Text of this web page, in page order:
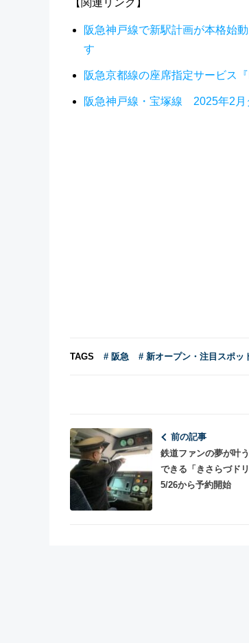
【関連リンク】
阪急神戸線で新駅計画が本格始
す
阪急京都線の座席指定サービス
阪急神戸線・宝塚線 2025年2月
TAGS # 阪急 # 新オープン・注目スポッ
前の記事
鉄道ファンの夢が叶
できる「きさらづド
5/26から予約開始